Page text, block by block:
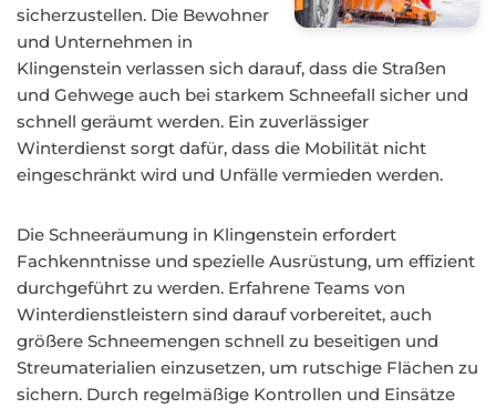
sicherzustellen. Die Bewohner
und Unternehmen in
Klingenstein verlassen sich darauf, dass die Straßen
und Gehwege auch bei starkem Schneefall sicher und
schnell geräumt werden. Ein zuverlässiger
Winterdienst sorgt dafür, dass die Mobilität nicht
eingeschränkt wird und Unfälle vermieden werden.
Die Schneeräumung in Klingenstein erfordert
Fachkenntnisse und spezielle Ausrüstung, um effizient
durchgeführt zu werden. Erfahrene Teams von
Winterdienstleistern sind darauf vorbereitet, auch
größere Schneemengen schnell zu beseitigen und
Streumaterialien einzusetzen, um rutschige Flächen zu
sichern. Durch regelmäßige Kontrollen und Einsätze